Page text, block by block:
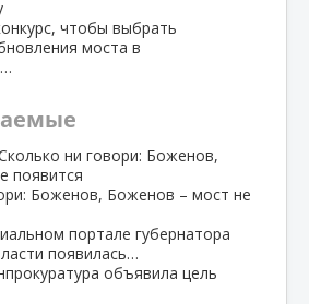
чтобы выбрать
моста в
ни говори: Боженов,
появится
портале губернатора
появилась…
объявила цель